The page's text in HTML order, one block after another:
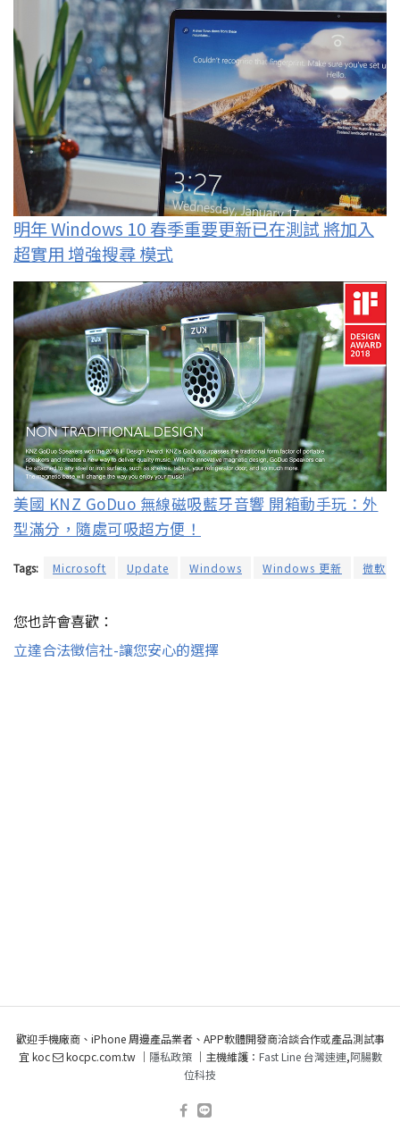
明年 Windows 10 春季重要更新已在測試 將加入
超實用 增強搜尋 模式
美國 KNZ GoDuo 無線磁吸藍牙音響 開箱動手玩：外
型滿分，隨處可吸超方便！
Tags: Microsoft Update Windows Windows 更新 微軟
您也許會喜歡：
立達合法徵信社-讓您安心的選擇
歡迎手機廠商、iPhone 周邊產品業者、APP軟體開發商洽談合作或產品測試事
宜 koc
kocpc.com.tw ｜ 隱私政策｜主機維護： Fast Line 台灣速連,阿腸數
位科技